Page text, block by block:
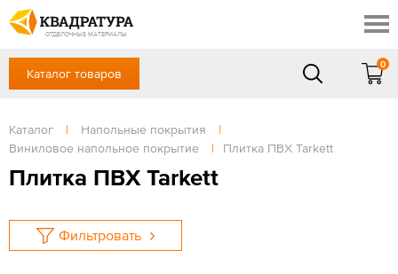
ОТДЕЛОЧНЫЕ МАТЕРИАЛЫ
Профи
Контакты
Доставка и оплата
Выставочный зал
Готовые решения
+7 (861) 217-94-70
Сб, Вс — выходной
ЗАКАЗАТЬ ЗВОНОК
Каталог товаров
0
Каталог | Напольные покрытия
|
Виниловое напольное покрытие
| Плитка ПВХ Tarkett
Плитка ПВХ Tarkett
Фильтровать